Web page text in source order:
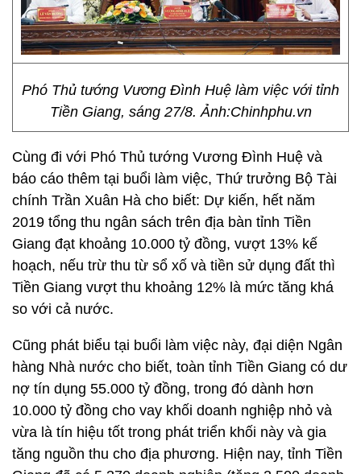
Phó Thủ tướng Vương Đình Huệ làm việc với tỉnh
Tiền Giang, sáng 27/8. Ảnh:Chinhphu.vn
Cùng đi với Phó Thủ tướng Vương Đình Huệ và
báo cáo thêm tại buổi làm việc, Thứ trưởng Bộ Tài
chính Trần Xuân Hà cho biết: Dự kiến, hết năm
2019 tổng thu ngân sách trên địa bàn tỉnh Tiền
Giang đạt khoảng 10.000 tỷ đồng, vượt 13% kế
hoạch, nếu trừ thu từ sổ xố và tiền sử dụng đất thì
Tiền Giang vượt thu khoảng 12% là mức tăng khá
so với cả nước.
Cũng phát biểu tại buổi làm việc này, đại diện Ngân
hàng Nhà nước cho biết, toàn tỉnh Tiền Giang có dư
nợ tín dụng 55.000 tỷ đồng, trong đó dành hơn
10.000 tỷ đồng cho vay khối doanh nghiệp nhỏ và
vừa là tín hiệu tốt trong phát triển khối này và gia
tăng nguồn thu cho địa phương. Hiện nay, tỉnh Tiền